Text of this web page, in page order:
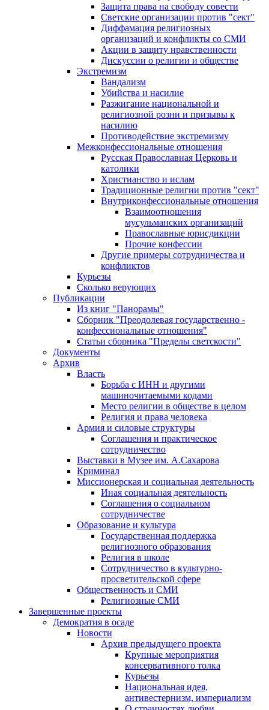
Защита права на свободу совести
Светские организации против "сект"
Диффамация религиозных
организаций и конфликты со СМИ
Акции в защиту нравственности
Дискуссии о религии и обществе
Экстремизм
Вандализм
Убийства и насилие
Разжигание национальной и
религиозной розни и призывы к
насилию
Противодействие экстремизму
Межконфессиональные отношения
Русская Православная Церковь и
католики
Христианство и ислам
Традиционные религии против "сект"
Внутриконфессиональные отношения
Взаимоотношения
мусульманских организаций
Православные юрисдикции
Прочие конфессии
Другие примеры сотрудничества и
конфликтов
Курьезы
Сколько верующих
Публикации
Из книг "Панорамы"
Сборник "Преодолевая государственно -
конфессиональные отношения"
Статьи сборника "Пределы светскости"
Документы
Архив
Власть
Борьба с ИНН и другими
машиночитаемыми кодами
Место религии в обществе в целом
Религия и права человека
Армия и силовые структуры
Соглашения и практическое
сотрудничество
Выставки в Музее им. А.Сахарова
Криминал
Миссионерская и социальная деятельность
Иная социальная деятельность
Соглашения о социальном
сотрудничестве
Образование и культура
Государственная поддержка
религиозного образования
Религия в школе
Сотрудничество в культурно-
просветительской сфере
Общественность и СМИ
Религиозные СМИ
Завершенные проекты
Демократия в осаде
Новости
Архив предыдущего проекта
Крупные мероприятия
консервативного толка
Курьезы
Национальная идея,
антивестернизм, империализм